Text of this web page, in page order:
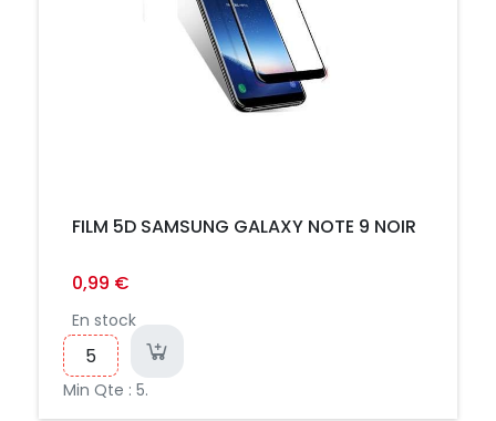
FILM 5D SAMSUNG GALAXY NOTE 9 NOIR
0,99 €
En stock
Min Qte : 5.